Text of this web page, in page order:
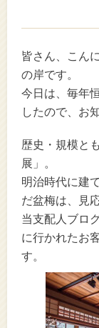
皆さん、こん
の岸です。
今日は、毎年
したので、お
歴史・規模と
展」。
明治時代に建
だ盆梅は、見
当支配人ブロ
に行かれたお
す。